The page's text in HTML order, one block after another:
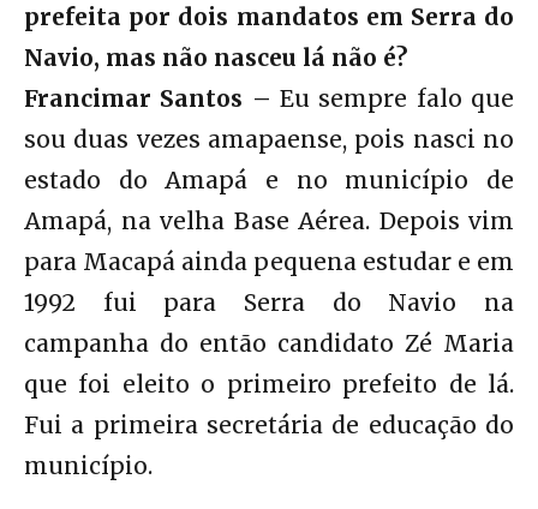
prefeita por dois mandatos em Serra do
Navio, mas não nasceu lá não é?
Francimar Santos – Eu sempre falo que
sou duas vezes amapaense, pois nasci no
estado do Amapá e no município de
Amapá, na velha Base Aérea. Depois vim
para Macapá ainda pequena estudar e em
1992 fui para Serra do Navio na
campanha do então candidato Zé Maria
que foi eleito o primeiro prefeito de lá.
Fui a primeira secretária de educação do
município.